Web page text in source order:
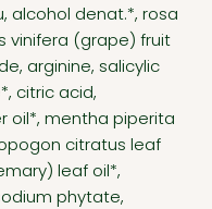
alcohol denat.*, rosa
vinifera (grape) fruit
arginine, salicylic
citric acid,
oil*, mentha piperita
citratus leaf
leaf oil*,
phytate,